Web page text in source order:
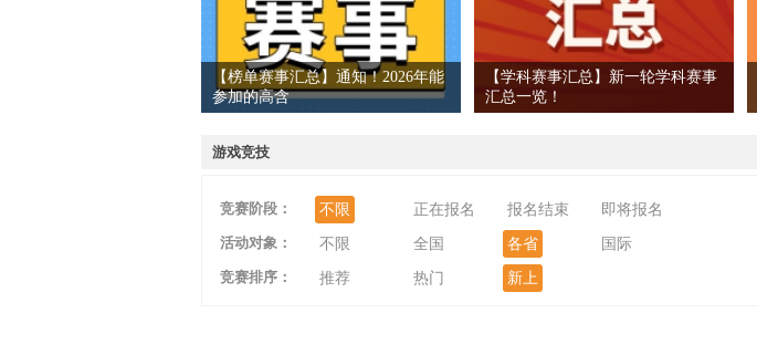
爱
【榜单赛事汇总】通知！2026年能
参加的高含
【学科赛事汇总】新一轮学科赛事
汇总一览！
游戏竞技
竞赛阶段： 不限 正在报名 报名结束
即将报名
活动对象：
不限 全国 各省
国际
竞赛排序：
推荐 热门 新上